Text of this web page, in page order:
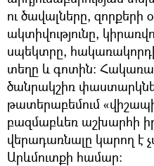
ու ծավալները, զորքերի
ակտիվությունը,
սպեկտրը,
տեղը և գոտին:
ծանրակշիռ
թատերաբեմում
բազմաբևեռ աշխարհի
վերադառնալը կարող է
Արևմուտքի համար։